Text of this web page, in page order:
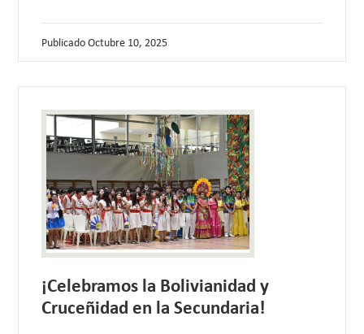
PublicadoOctubre 10, 2025
¡Celebramos la Bolivianidad y
Cruceñidad en la Secundaria!